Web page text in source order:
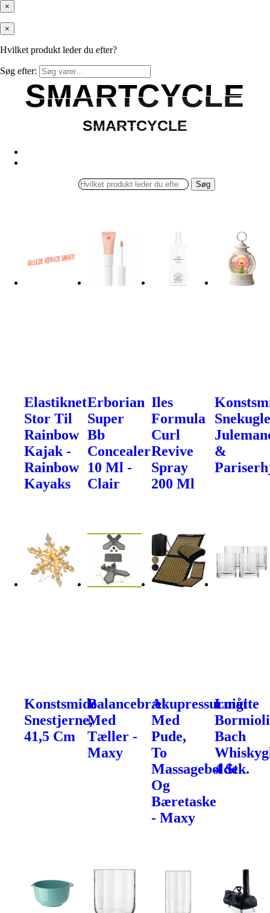
×
×
Hvilket produkt leder du efter?
Søg efter:
SMARTCYCLE
SMARTCYCLE
SMARTCYCLE
SMARTCYCLE
Søg
Elastiknet
Stor Til
Rainbow
Kajak -
Rainbow
Kayaks
Erborian
Super
Bb
Concealer
10 Ml -
Clair
Iles
Formula
Curl
Revive
Spray
200 Ml
&
Konstsmide
Snestjerne,
41,5 Cm
Balancebræt
Med
Tæller -
Maxy
Akupressurmåtte
Med
Pude,
To
Massagebolde
Og
Bæretaske
- Maxy
Luigi
Bormioli
Bach
4 Stk.